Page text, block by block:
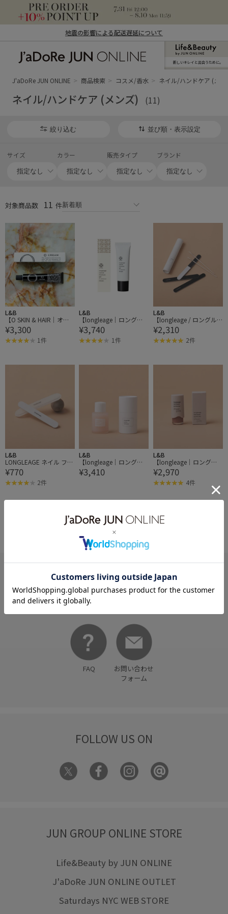
地震の影響による配送遅延について
ン オンライン）
新しいキレイと出合うために。
J'aDoRe JUN ONLINE 商品検索 コスメ/香水 ネイル/ハンドケア (メン
ネイル/ハンドケア (メンズ) (11)
絞り込む 並び順・表示設定
サイズ カラー 販売タイプ ブランド
対象商品数 11 件
L&B
【O SKIN & HAIR｜オ
ー・スキン アンド ヘ
ア】O CREAM オー・ク
リーム 50g
¥3,300
1件
L&B
【longleage｜ロングル
アージュ】キューティク
ル モイスチュア ジェル
Ａバランス ヒノキ
¥3,740
1件
L&B
【longleage / ロングル
アージュ】ネイルケア フ
ァースト キット
¥2,310
2件
L&B
LONGLEAGE ネイル ファ
イル インケース 180/32
0
¥770
2件
L&B
【longleage｜ロングル
アージュ】ポリッシュ リ
ムーバー
¥3,410
L&B
【longleage｜ロングル
アージュ】ネイル ベース
パーフェクター シアーピ
ンク
¥2,970
4件
HELP
何かお困りですか？
FAQ
お問い合わせ
フォーム
FOLLOW US ON
JUN GROUP ONLINE STORE
Life&Beauty by JUN ONLINE
J'aDoRe JUN ONLINE OUTLET
Saturdays NYC WEB STORE